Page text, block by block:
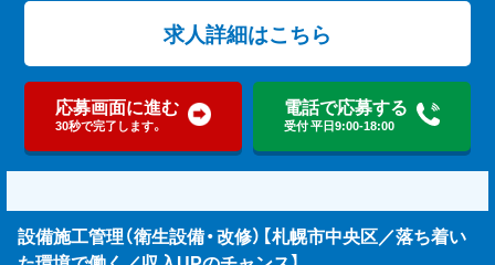
求人詳細はこちら
応募画面に進む
30秒で完了します。
電話で応募する
受付 平日9:00-18:00
設備施工管理（衛生設備・改修）【札幌市中央区／落ち着い